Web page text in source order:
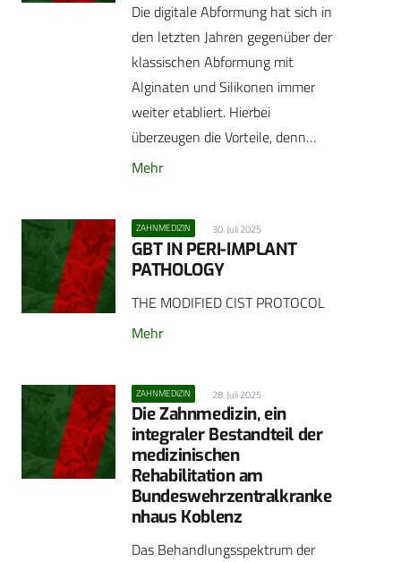
Die digitale Abformung hat sich in
den letzten Jahren gegenüber der
klassischen Abformung mit
Alginaten und Silikonen immer
weiter etabliert. Hierbei
überzeugen die Vorteile, denn…
Mehr
ZAHNMEDIZIN 30. Juli 2025
GBT IN PERI-IMPLANT
PATHOLOGY
THE MODIFIED CIST PROTOCOL
Mehr
ZAHNMEDIZIN 28. Juli 2025
Die Zahnmedizin, ein
integraler Bestandteil der
medizinischen
Rehabilitation am
Bundeswehrzentralkranke
nhaus Koblenz
Das Behandlungsspektrum der